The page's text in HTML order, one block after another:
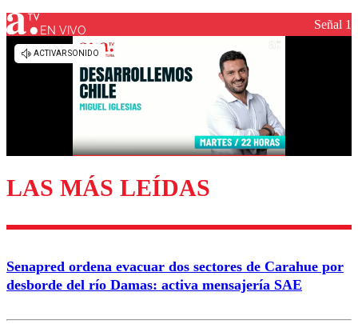
EN VIVO Señal 1
LAS MÁS LEÍDAS
Senapred ordena evacuar dos sectores de Carahue por
desborde del río Damas: activa mensajería SAE